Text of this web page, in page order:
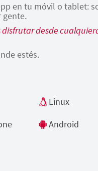
en tu móvil o tablet:
gente.
desde
estés.
Linux
Android